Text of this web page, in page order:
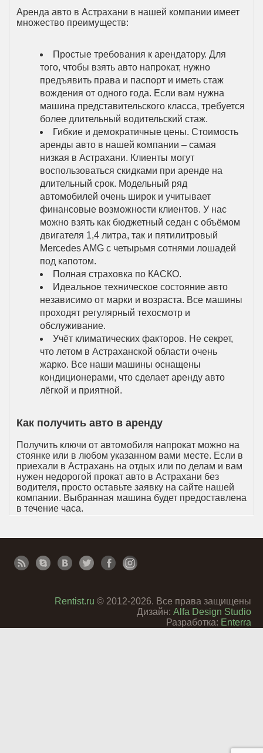
Аренда авто в Астрахани в нашей компании имеет
множество преимуществ:
Простые требования к арендатору. Для
того, чтобы взять авто напрокат, нужно
предъявить права и паспорт и иметь стаж
вождения от одного года. Если вам нужна
машина представительского класса, требуется
более длительный водительский стаж.
Гибкие и демократичные цены. Стоимость
аренды авто в нашей компании – самая
низкая в Астрахани. Клиенты могут
воспользоваться скидками при аренде на
длительный срок. Модельный ряд
автомобилей очень широк и учитывает
финансовые возможности клиентов. У нас
можно взять как бюджетный седан с объёмом
двигателя 1,4 литра, так и пятилитровый
Mercedes AMG с четырьмя сотнями лошадей
под капотом.
Полная страховка по КАСКО.
Идеальное техническое состояние авто
независимо от марки и возраста. Все машины
проходят регулярный техосмотр и
обслуживание.
Учёт климатических факторов. Не секрет,
что летом в Астраханской области очень
жарко. Все наши машины оснащены
кондиционерами, что сделает аренду авто
лёгкой и приятной.
Как получить авто в аренду
Получить ключи от автомобиля напрокат можно на
стоянке или в любом указанном вами месте. Если в
приехали в Астрахань на отдых или по делам и вам
нужен недорогой прокат авто в Астрахани без
водителя, просто оставьте заявку на сайте нашей
компании. Выбранная машина будет предоставлена
в течение часа.
Rentist.ru © 2012-2026. Все права защищены
Дизайн: Alfa Design Studio
Разработка: Enterra